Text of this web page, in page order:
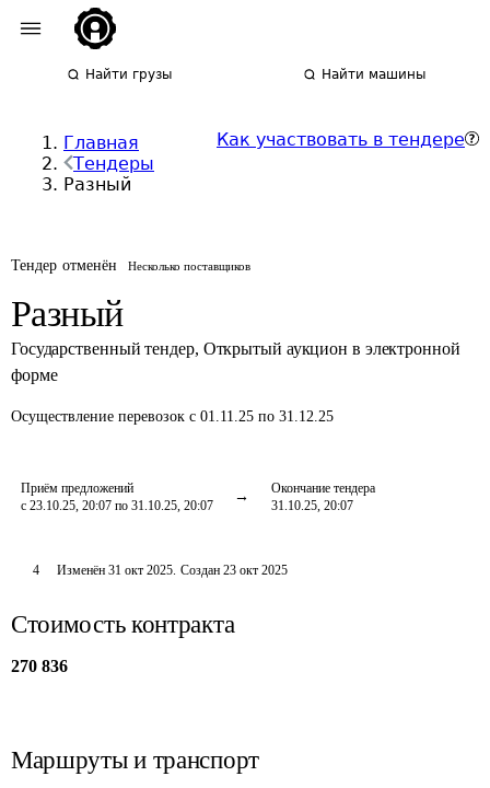
Найти грузы Найти машины
Главная
Тендеры
Разный
Как участвовать в тендере
Тендер отменён Несколько поставщиков
Разный
Государственный тендер, Открытый аукцион в электронной
форме
Осуществление перевозок с 01.11.25 по 31.12.25
Приём предложений
с 23.10.25, 20:07 по 31.10.25, 20:07
Окончание тендера
31.10.25, 20:07
4 Изменён 31 окт 2025. Создан 23 окт 2025
Стоимость контракта
270 836
Маршруты и транспорт